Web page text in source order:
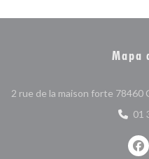
Mapa
2 rue de la maison forte 78460
01